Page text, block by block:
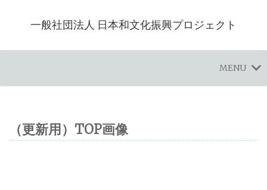
一般社団法人 日本和文化振興プロジェクト
MENU
（更新用）TOP画像